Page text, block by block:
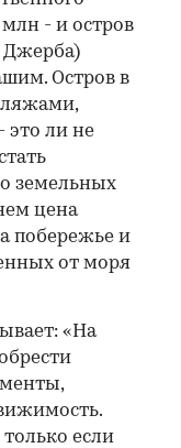
- и остров
Джерба)
Остров в
это ли не
земельных
цена
побережье и
от моря
«На
если